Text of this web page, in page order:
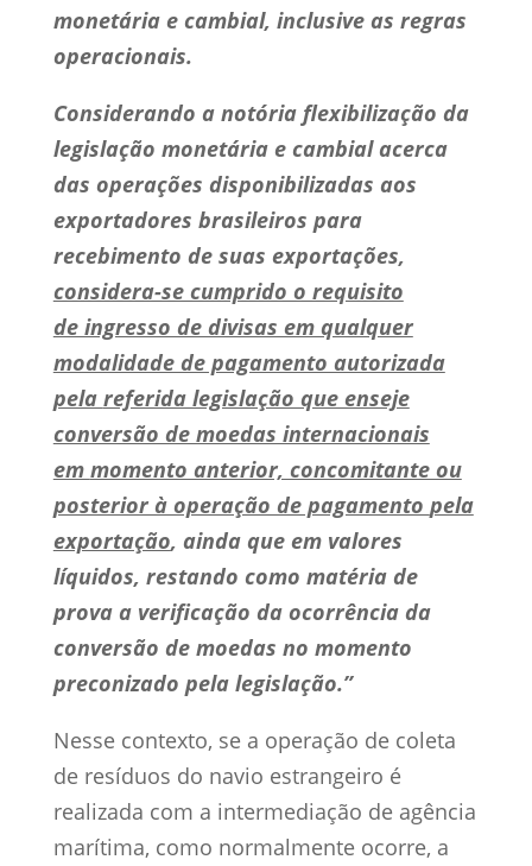
monetária e cambial, inclusive as regras
operacionais.
Considerando a notória flexibilização da
legislação monetária e cambial acerca
das operações disponibilizadas aos
exportadores brasileiros para
recebimento de suas exportações,
considera-se cumprido o requisito
de ingresso de divisas em qualquer
modalidade de pagamento autorizada
pela referida legislação que enseje
conversão de moedas internacionais
em momento anterior, concomitante ou
posterior à operação de pagamento pela
exportação, ainda que em valores
líquidos, restando como matéria de
prova a verificação da ocorrência da
conversão de moedas no momento
preconizado pela legislação.”
Nesse contexto, se a operação de coleta
de resíduos do navio estrangeiro é
realizada com a intermediação de agência
marítima, como normalmente ocorre, a